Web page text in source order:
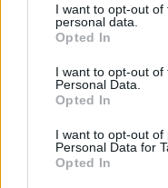
I want to opt-out
personal data.
Opted In
I want to opt-out of
Personal Data.
Opted In
I want to opt-out of
Personal Data for
Opted In